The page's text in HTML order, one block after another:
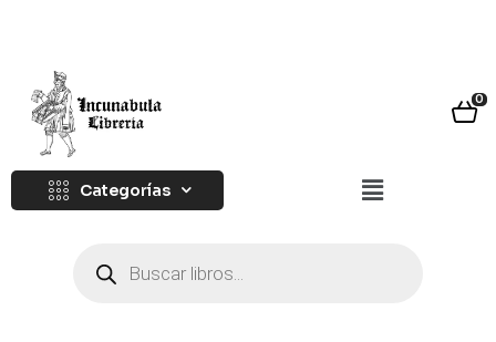
0
Categorías